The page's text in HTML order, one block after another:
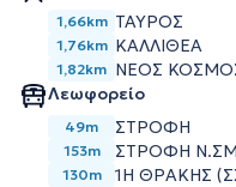
1,66km ΤΑΥΡΟΣ
1,76km ΚΑΛΛΙΘΕΑ
1,82km ΝΕΟΣ
Λεωφορείο
49m ΣΤΡΟΦΗ
153m ΣΤΡΟΦΗ
130m
1Η ΘΡΆΚΗΣ